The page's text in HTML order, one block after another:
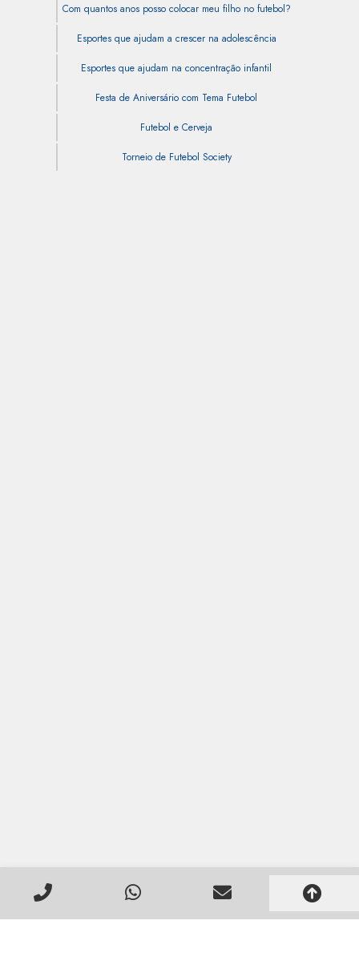
Com quantos anos posso colocar meu filho no futebol?
Esportes que ajudam a crescer na adolescência
Esportes que ajudam na concentração infantil
Festa de Aniversário com Tema Futebol
Futebol e Cerveja
Torneio de Futebol Society